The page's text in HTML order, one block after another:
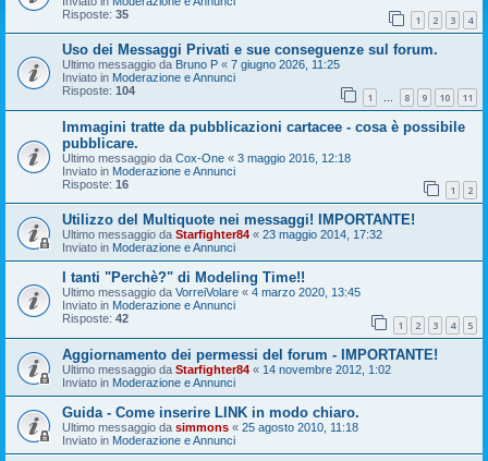
Risposte: 35 1 2 3 4
Uso dei Messaggi Privati e sue conseguenze sul forum.
Ultimo messaggio da Bruno P « 7 giugno 2026, 11:25
Inviato in Moderazione e Annunci
Risposte: 104 1 … 8 9 10 11
Immagini tratte da pubblicazioni cartacee - cosa è possibile
pubblicare.
Ultimo messaggio da Cox-One « 3 maggio 2016, 12:18
Inviato in Moderazione e Annunci
Risposte: 16 1 2
Utilizzo del Multiquote nei messaggi! IMPORTANTE!
Ultimo messaggio da Starfighter84 « 23 maggio 2014, 17:32
Inviato in Moderazione e Annunci
I tanti "Perchè?" di Modeling Time!!
Ultimo messaggio da VorreiVolare « 4 marzo 2020, 13:45
Inviato in Moderazione e Annunci
Risposte: 42 1 2 3 4 5
Aggiornamento dei permessi del forum - IMPORTANTE!
Ultimo messaggio da Starfighter84 « 14 novembre 2012, 1:02
Inviato in Moderazione e Annunci
Guida - Come inserire LINK in modo chiaro.
Ultimo messaggio da simmons « 25 agosto 2010, 11:18
Inviato in Moderazione e Annunci